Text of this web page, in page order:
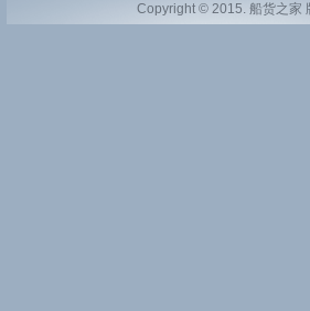
Copyright © 2015. 船货之家